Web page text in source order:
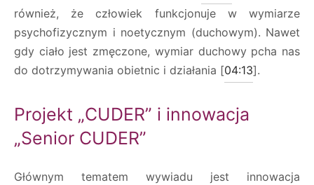
również, że człowiek funkcjonuje w wymiarze
psychofizycznym i noetycznym (duchowym). Nawet
gdy ciało jest zmęczone, wymiar duchowy pcha nas
do dotrzymywania obietnic i działania [04:13].
Projekt „CUDER” i innowacja
„Senior CUDER”
Głównym tematem wywiadu jest innowacja